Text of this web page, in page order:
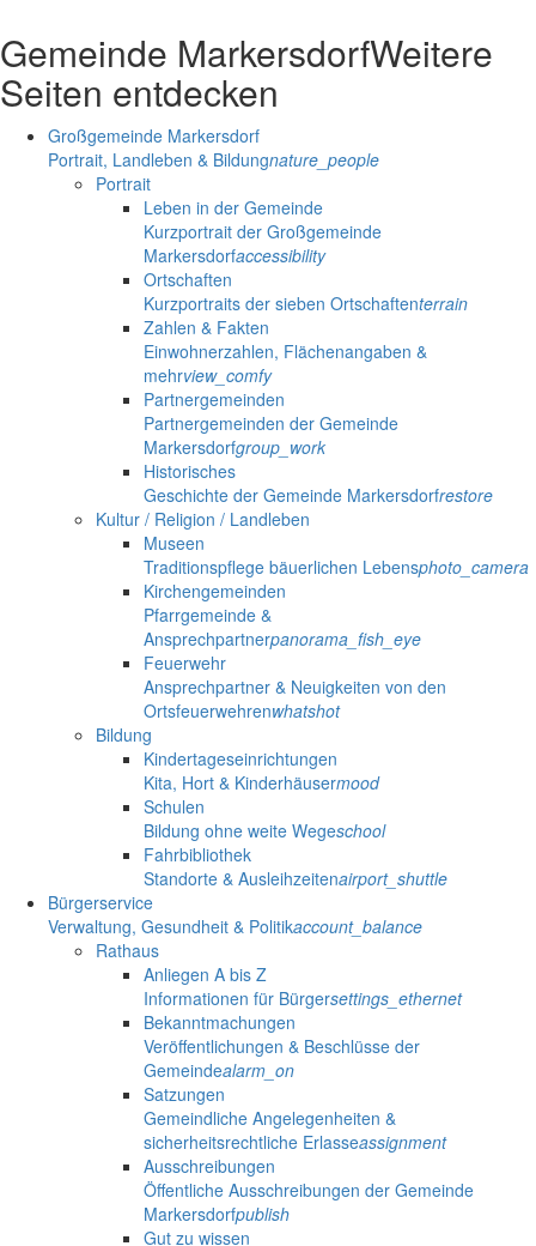
Gemeinde MarkersdorfWeitere
Seiten entdecken
Großgemeinde Markersdorf
Portrait, Landleben & Bildungnature_people
Portrait
Leben in der Gemeinde
Kurzportrait der Großgemeinde
Markersdorfaccessibility
Ortschaften
Kurzportraits der sieben Ortschaftenterrain
Zahlen & Fakten
Einwohnerzahlen, Flächenangaben &
mehrview_comfy
Partnergemeinden
Partnergemeinden der Gemeinde
Markersdorfgroup_work
Historisches
Geschichte der Gemeinde Markersdorfrestore
Kultur / Religion / Landleben
Museen
Traditionspflege bäuerlichen Lebensphoto_camera
Kirchengemeinden
Pfarrgemeinde &
Ansprechpartnerpanorama_fish_eye
Feuerwehr
Ansprechpartner & Neuigkeiten von den
Ortsfeuerwehrenwhatshot
Bildung
Kindertageseinrichtungen
Kita, Hort & Kinderhäusermood
Schulen
Bildung ohne weite Wegeschool
Fahrbibliothek
Standorte & Ausleihzeitenairport_shuttle
Bürgerservice
Verwaltung, Gesundheit & Politikaccount_balance
Rathaus
Anliegen A bis Z
Informationen für Bürgersettings_ethernet
Bekanntmachungen
Veröffentlichungen & Beschlüsse der
Gemeindealarm_on
Satzungen
Gemeindliche Angelegenheiten &
sicherheitsrechtliche Erlasseassignment
Ausschreibungen
Öffentliche Ausschreibungen der Gemeinde
Markersdorfpublish
Gut zu wissen